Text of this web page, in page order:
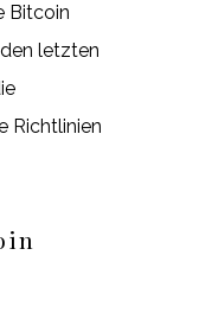
Bitcoin
letzten
Richtlinien